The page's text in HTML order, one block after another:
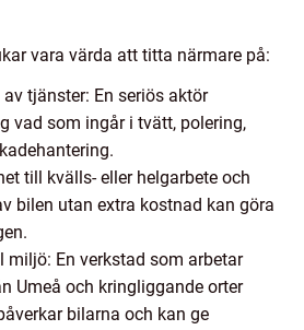
vara värda att titta närmare på:
tjänster: En seriös aktör
vad som ingår i tvätt, polering,
till kvälls- eller helgarbete och
bilen utan extra kostnad kan göra
miljö: En verkstad som arbetar
Umeå och kringliggande orter
bilarna och kan ge